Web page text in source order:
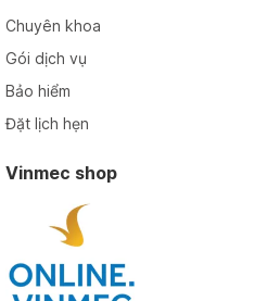
Chuyên khoa
Gói dịch vụ
Bảo hiểm
Đặt lịch hẹn
Vinmec shop